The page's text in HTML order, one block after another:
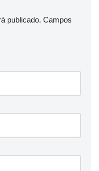
publicado. Campos